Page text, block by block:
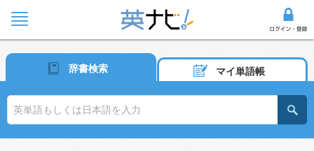
辞書検索 マイ単語帳